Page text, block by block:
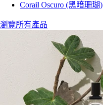
Corail Oscuro (黑暗珊瑚)
瀏覽所有產品